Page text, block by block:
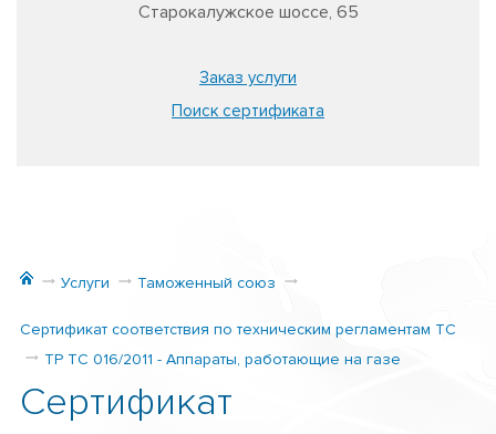
Старокалужское шоссе, 65
Заказ услуги
Поиск сертификата
Услуги Таможенный союз
Сертификат соответствия по техническим регламентам ТС
ТР ТС 016/2011 - Аппараты, работающие на газе
Сертификат